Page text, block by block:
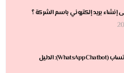
إنشاء بريد إلكتروني باسم الشركة ؟
شات بوت واتساب (WhatsApp Chatbot): الدليل